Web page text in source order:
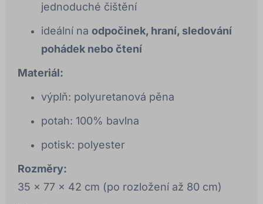
jednoduché čištění
ideální na odpočinek, hraní, sledování
pohádek nebo čtení
Materiál:
výplň: polyuretanová pěna
potah: 100% bavlna
potisk: polyester
Rozměry:
35 x 77 x 42 cm (po rozložení až 80 cm)